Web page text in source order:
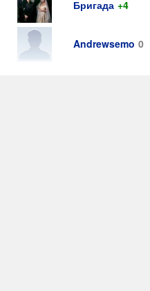
Бригада +4
Andrewsemo 0